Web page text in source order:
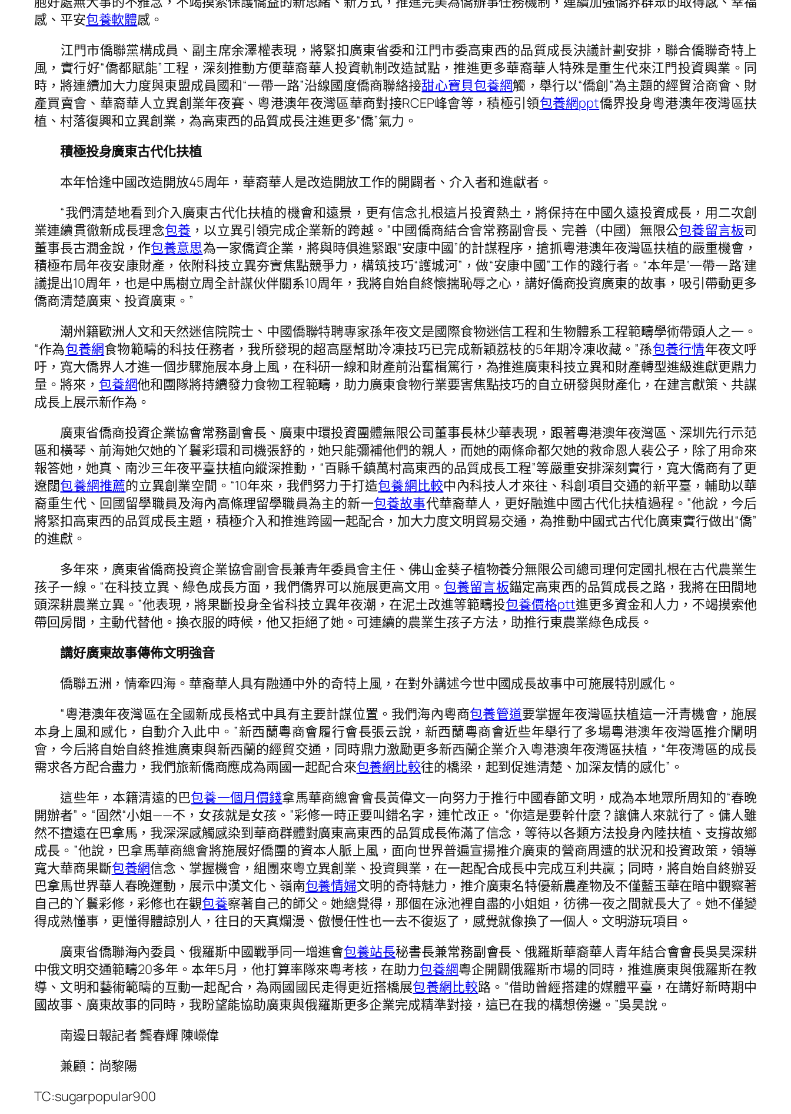
感、平安包養軟體感。
江門市僑聯黨構成員、副主席余澤權表現，將緊扣廣東省委和江門市委高東西的品質成長決議計劃安排，聯合僑聯奇特上
風，實行好“僑都賦能”工程，深刻推動方便華裔華人投資軌制改造試點，推進更多華裔華人特殊是重生代來江門投資興業。同
時，將連續加大力度與東盟成員國和“一帶一路”沿線國度僑商聯絡接甜心寶貝包養網觸，舉行以“僑創”為主題的經貿洽商會、財
產買賣會、華裔華人立異創業年夜賽、粵港澳年夜灣區華商對接RCEP峰會等，積極引領包養網ppt僑界投身粵港澳年夜灣區扶
植、村落復興和立異創業，為高東西的品質成長注進更多“僑”氣力。
積極投身廣東古代化扶植
本年恰逢中國改造開放45周年，華裔華人是改造開放工作的開闢者、介入者和進獻者。
“我們清楚地看到介入廣東古代化扶植的機會和遠景，更有信念扎根這片投資熱土，將保持在中國久遠投資成長，用二次創
業連續貫徹新成長理念包養 ，以立異引領完成企業新的跨越。”中國僑商結合會常務副會長、完善（中國）無限公包養留言板司
董事長古潤金說，作包養意思為一家僑資企業，將與時俱進緊跟“安康中國”的計謀程序，搶抓粵港澳年夜灣區扶植的嚴重機會，
積極布局年夜安康財產，依附科技立異夯實焦點競爭力，構筑技巧“護城河”，做“安康中國”工作的踐行者。“本年是‘一帶一路’建
議提出10周年，也是中馬樹立周全計謀伙伴關系10周年，我將自始自終懷揣恥辱之心，講好僑商投資廣東的故事，吸引帶動更多
僑商清楚廣東、投資廣東。”
潮州籍歐洲人文和天然迷信院院士、中國僑聯特聘專家孫年夜文是國際食物迷信工程和生物體系工程範疇學術帶頭人之一。
“作為包養網食物範疇的科技任務者，我所發現的超高壓幫助冷凍技巧已完成新穎荔枝的5年期冷凍收藏。”孫包養行情年夜文呼
吁，寬大僑界人才進一個步驟施展本身上風，在科研一線和財產前沿奮楫篤行，為推進廣東科技立異和財產轉型進級進獻更鼎力
量。將來， 包養網他和團隊將持續發力食物工程範疇，助力廣東食物行業要害焦點技巧的自立研發與財產化，在建言獻策、共謀
成長上展示新作為。
廣東省僑商投資企業協會常務副會長、廣東中環投資團體無限公司董事長林少華表現，跟著粵港澳年夜灣區、深圳先行示范
區和橫琴、前海她欠她的丫鬟彩環和司機張舒的，她只能彌補他們的親人，而她的兩條命都欠她的救命恩人裴公子，除了用命來
報答她，她真、南沙三年夜平臺扶植向縱深推動，“百縣千鎮萬村高東西的品質成長工程”等嚴重安排深刻實行，寬大僑商有了更
遼闊包養網推薦的立異創業空間。“10年來，我們努力于打造包養網比較中內科技人才來往、科創項目交通的新平臺，輔助以華
裔重生代、回國留學職員及海內高條理留學職員為主的新一包養故事代華裔華人，更好融進中國古代化扶植過程。”他說，今后
將緊扣高東西的品質成長主題，積極介入和推進跨國一起配合，加大力度文明貿易交通，為推動中國式古代化廣東實行做出“僑”
的進獻。
多年來，廣東省僑商投資企業協會副會長兼青年委員會主任、佛山金葵子植物養分無限公司總司理何定國扎根在古代農業生
孩子一線。“在科技立異、綠色成長方面，我們僑界可以施展更高文用。 包養留言板錨定高東西的品質成長之路，我將在田間地
頭深耕農業立異。”他表現，將果斷投身全省科技立異年夜潮，在泥土改進等範疇投包養價格ptt進更多資金和人力，不竭摸索他
帶回房間，主動代替他。換衣服的時候，他又拒絕了她。可連續的農業生孩子方法，助推行東農業綠色成長。
講好廣東故事傳佈文明強音
僑聯五洲，情牽四海。華裔華人具有融通中外的奇特上風，在對外講述今世中國成長故事中可施展特別感化。
“粵港澳年夜灣區在全國新成長格式中具有主要計謀位置。我們海內粵商包養管道要掌握年夜灣區扶植這一汗青機會，施展
本身上風和感化，自動介入此中。”新西蘭粵商會履行會長張云說，新西蘭粵商會近些年舉行了多場粵港澳年夜灣區推介闡明
會，今后將自始自終推進廣東與新西蘭的經貿交通，同時鼎力激勵更多新西蘭企業介入粵港澳年夜灣區扶植，“年夜灣區的成長
需求各方配合盡力，我們旅新僑商應成為兩國一起配合來包養網比較往的橋梁，起到促進清楚、加深友情的感化”。
這些年，本籍清遠的巴包養一個月價錢拿馬華商總會會長黃偉文一向努力于推行中國春節文明，成為本地眾所周知的“春晚
開辦者”。“固然“小姐——不，女孩就是女孩。”彩修一時正要叫錯名字，連忙改正。 “你這是要幹什麼？讓傭人來就行了。傭人雖
然不擅遠在巴拿馬，我深深感觸感染到華商群體對廣東高東西的品質成長佈滿了信念，等待以各類方法投身內陸扶植、支撐故鄉
成長。”他說，巴拿馬華商總會將施展好僑團的資本人脈上風，面向世界普遍宣揚推介廣東的營商周遭的狀況和投資政策，領導
寬大華商果斷包養網信念、掌握機會，組團來粵立異創業、投資興業，在一起配合成長中完成互利共贏；同時，將自始自終辦妥
巴拿馬世界華人春晚運動，展示中漢文化、嶺南包養情婦文明的奇特魅力，推介廣東名特優新農產物及不僅藍玉華在暗中觀察著
自己的丫鬟彩修，彩修也在觀包養察著自己的師父。她總覺得，那個在泳池裡自盡的小姐姐，彷彿一夜之間就長大了。她不僅變
得成熟懂事，更懂得體諒別人，往日的天真爛漫、傲慢任性也一去不復返了，感覺就像換了一個人。文明游玩項目。
廣東省僑聯海內委員、俄羅斯中國戰爭同一增進會包養站長秘書長兼常務副會長、俄羅斯華裔華人青年結合會會長吳昊深耕
中俄文明交通範疇20多年。本年5月，他打算率隊來粵考核，在助力包養網粵企開闢俄羅斯市場的同時，推進廣東與俄羅斯在教
導、文明和藝術範疇的互動一起配合，為兩國國民走得更近搭橋展包養網比較路。“借助曾經搭建的媒體平臺，在講好新時期中
國故事、廣東故事的同時，我盼望能協助廣東與俄羅斯更多企業完成精準對接，這已在我的構想傍邊。”吳昊說。
南邊日報記者 龔春輝 陳嶸偉
兼顧：尚黎陽
TC:sugarpopular900